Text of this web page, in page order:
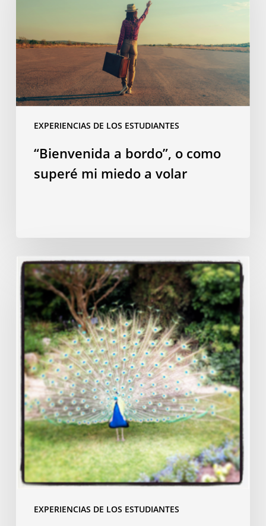
EXPERIENCIAS DE LOS ESTUDIANTES
superé
mi
miedo
a
volar
“Bienvenida a bordo”, o como
superé mi miedo a volar
EXPERIENCIAS DE LOS ESTUDIANTES
Mi
curso
de
francés
en
Ruan